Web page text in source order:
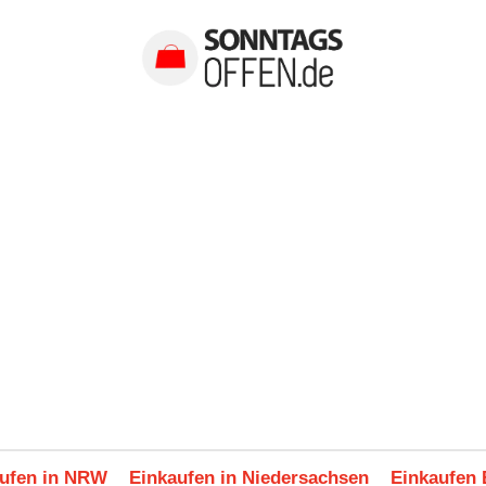
in NRW Einkaufen in Niedersachsen Einkaufen